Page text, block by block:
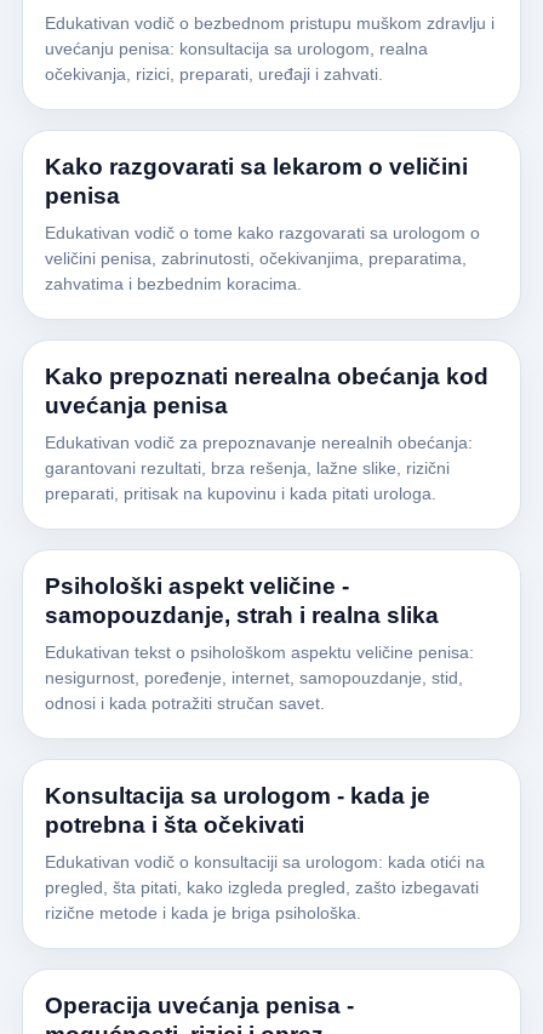
Edukativan vodič o bezbednom pristupu muškom zdravlju i
uvećanju penisa: konsultacija sa urologom, realna
očekivanja, rizici, preparati, uređaji i zahvati.
Kako razgovarati sa lekarom o veličini
penisa
Edukativan vodič o tome kako razgovarati sa urologom o
veličini penisa, zabrinutosti, očekivanjima, preparatima,
zahvatima i bezbednim koracima.
Kako prepoznati nerealna obećanja kod
uvećanja penisa
Edukativan vodič za prepoznavanje nerealnih obećanja:
garantovani rezultati, brza rešenja, lažne slike, rizični
preparati, pritisak na kupovinu i kada pitati urologa.
Psihološki aspekt veličine -
samopouzdanje, strah i realna slika
Edukativan tekst o psihološkom aspektu veličine penisa:
nesigurnost, poređenje, internet, samopouzdanje, stid,
odnosi i kada potražiti stručan savet.
Konsultacija sa urologom - kada je
potrebna i šta očekivati
Edukativan vodič o konsultaciji sa urologom: kada otići na
pregled, šta pitati, kako izgleda pregled, zašto izbegavati
rizične metode i kada je briga psihološka.
Operacija uvećanja penisa -